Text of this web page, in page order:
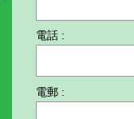
電話 :
電郵 :